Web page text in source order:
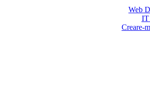
Web
IT
Creare-